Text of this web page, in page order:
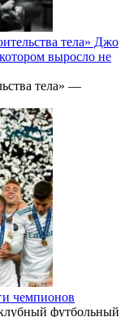
тела» Джо
выросло не
тела» —
чемпионов
футбольный